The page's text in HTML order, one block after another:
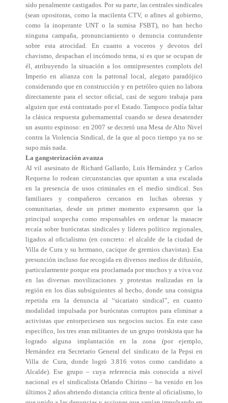
sido penalmente castigados. Por su parte, las centrales sindicales
(sean opositoras, como la macilenta CTV, o afines al gobierno,
como la inoperante UNT o la sumisa FSBT), no han hecho
ninguna campaña, pronunciamiento o denuncia contundente
sobre esta atrocidad. En cuanto a voceros y devotos del
chavismo, despachan el incómodo tema, si es que se ocupan de
él, atribuyendo la situación a los omnipresentes complots del
Imperio en alianza con la patronal local, alegato paradójico
considerando que en construcción y en petróleo quien no labora
directamente para el sector oficial, casi de seguro trabaja para
alguien que está contratado por el Estado. Tampoco podía faltar
la clásica respuesta gubernamental cuando se desea desatender
un asunto espinoso: en 2007 se decretó una Mesa de Alto Nivel
contra la Violencia Sindical, de la que al poco tiempo ya no se
supo más nada.
La gangsterización avanza
Al vil asesinato de Richard Gallardo, Luís Hernández y Carlos
Requena lo rodean circunstancias que apuntan a una escalada
en la presencia de usos criminales en el medio sindical. Sus
familiares y compañeros cercanos en luchas obreras y
comunitarias, desde un primer momento expresaron que la
principal sospecha como responsables en ordenar la masacre
recaía sobre burócratas sindicales y líderes político regionales,
ligados al oficialismo (en concreto: el alcalde de la ciudad de
Villa de Cura y su hermano, cacique de gremios chavistas). Esa
presunción incluso fue recogida en diversos medios de difusión,
particularmente porque era proclamada por muchos y a viva voz
en las diversas movilizaciones y protestas realizadas en la
región en los días subsiguientes al hecho, donde una consigna
repetida era la denuncia al “sicariato sindical”, en cuanto
modalidad impulsada por burócratas corruptos para eliminar a
activistas que entorpeciesen sus negocios sucios. En este caso
específico, los tres eran militantes de un grupo trotskista que ha
logrado alguna implantación en la zona (por ejemplo,
Hernández era Secretario General del sindicato de la Pepsi en
Villa de Cura, donde logró 3.816 votos como candidato a
Alcalde). Ese grupo – cuya referencia más conocida a nivel
nacional es el sindicalista Orlando Chirino – ha venido en los
últimos 2 años abriendo distancia crítica frente al oficialismo, lo